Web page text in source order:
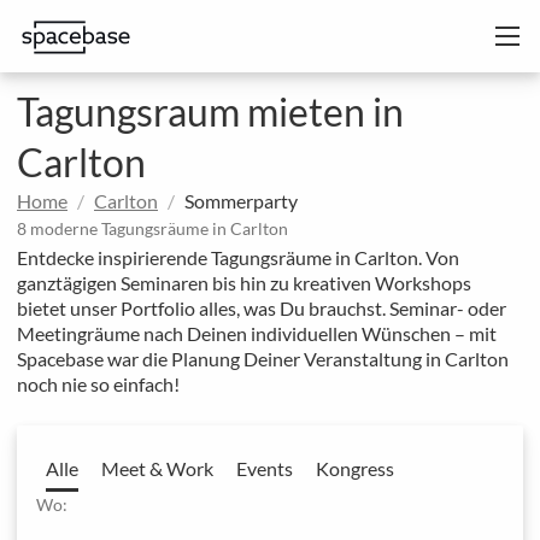
Tagungsraum mieten in
Carlton
Home Carlton Sommerparty
8 moderne Tagungsräume in Carlton
Entdecke inspirierende Tagungsräume in Carlton. Von
ganztägigen Seminaren bis hin zu kreativen Workshops
bietet unser Portfolio alles, was Du brauchst. Seminar- oder
Meetingräume nach Deinen individuellen Wünschen – mit
Spacebase war die Planung Deiner Veranstaltung in Carlton
noch nie so einfach!
Alle Meet & Work Events Kongress
Wo: